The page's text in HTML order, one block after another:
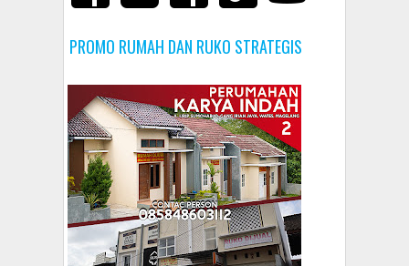
PROMO RUMAH DAN RUKO STRATEGIS